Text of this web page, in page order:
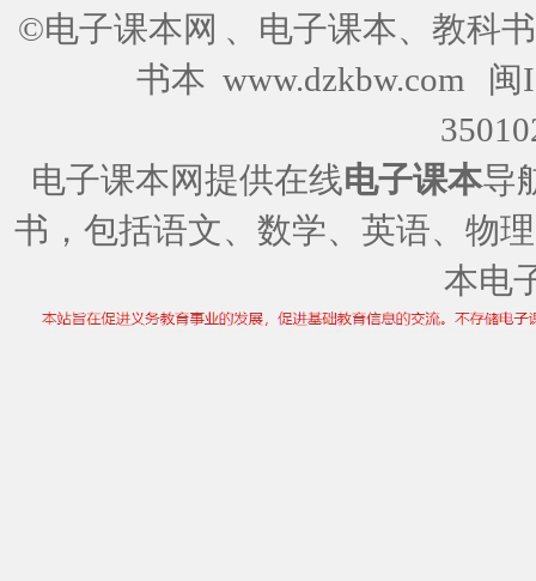
©电子课本网 、电子课本、教科
书本 www.dzkbw.com
闽
电子课本网提供在线电子课本导
书，包括语文、数学、英语、物
本电